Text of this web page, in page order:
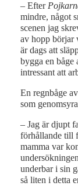
– Efter
mindre, något
scenen jag
av hopp börjar
är dags att
bygga en båge
intressant att
En regnbåge
som
– Jag är djupt
förhållande till
mamma var
underbar i sin
så liten i detta